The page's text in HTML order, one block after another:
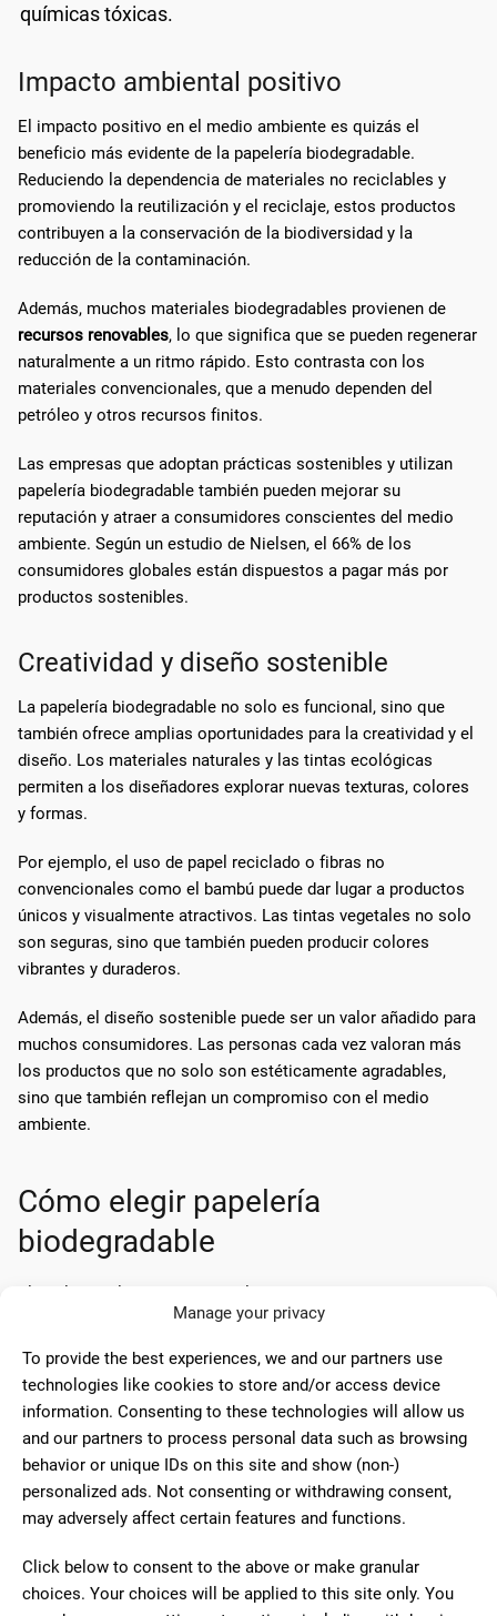
Manage your privacy
To provide the best experiences, we and our partners use
technologies like cookies to store and/or access device
information. Consenting to these technologies will allow us
and our partners to process personal data such as browsing
behavior or unique IDs on this site and show (non-)
personalized ads. Not consenting or withdrawing consent,
may adversely affect certain features and functions.
Click below to consent to the above or make granular
choices. Your choices will be applied to this site only. You
químicas tóxicas.
Impacto ambiental positivo
El impacto positivo en el medio ambiente es quizás el
beneficio más evidente de la papelería biodegradable.
Reduciendo la dependencia de materiales no reciclables y
promoviendo la reutilización y el reciclaje, estos productos
contribuyen a la conservación de la biodiversidad y la
reducción de la contaminación.
Además, muchos materiales biodegradables provienen de
recursos renovables, lo que significa que se pueden regenerar
naturalmente a un ritmo rápido. Esto contrasta con los
materiales convencionales, que a menudo dependen del
petróleo y otros recursos finitos.
Las empresas que adoptan prácticas sostenibles y utilizan
papelería biodegradable también pueden mejorar su
reputación y atraer a consumidores conscientes del medio
ambiente. Según un estudio de Nielsen, el 66% de los
consumidores globales están dispuestos a pagar más por
productos sostenibles.
Creatividad y diseño sostenible
La papelería biodegradable no solo es funcional, sino que
también ofrece amplias oportunidades para la creatividad y el
diseño. Los materiales naturales y las tintas ecológicas
permiten a los diseñadores explorar nuevas texturas, colores
y formas.
Por ejemplo, el uso de papel reciclado o fibras no
convencionales como el bambú puede dar lugar a productos
únicos y visualmente atractivos. Las tintas vegetales no solo
son seguras, sino que también pueden producir colores
vibrantes y duraderos.
Además, el diseño sostenible puede ser un valor añadido para
muchos consumidores. Las personas cada vez valoran más
los productos que no solo son estéticamente agradables,
sino que también reflejan un compromiso con el medio
ambiente.
Cómo elegir papelería
biodegradable
Elegir la papelería biodegradable adecuada puede parecer una
tarea desafiante debido a la amplia variedad de opciones
ayudar a los consumidores a tomar decisiones informadas.
Primero, es esencial verificar las certificaciones y etiquetas
ecológicas. Muchas organizaciones ofrecen certificaciones
para productos biodegradables y sostenibles, como el sello
FSC (Forest Stewardship Council) para productos de papel.
producción puede proporcionar información valiosa sobre la
sostenibilidad del producto. Por ejemplo, los productos